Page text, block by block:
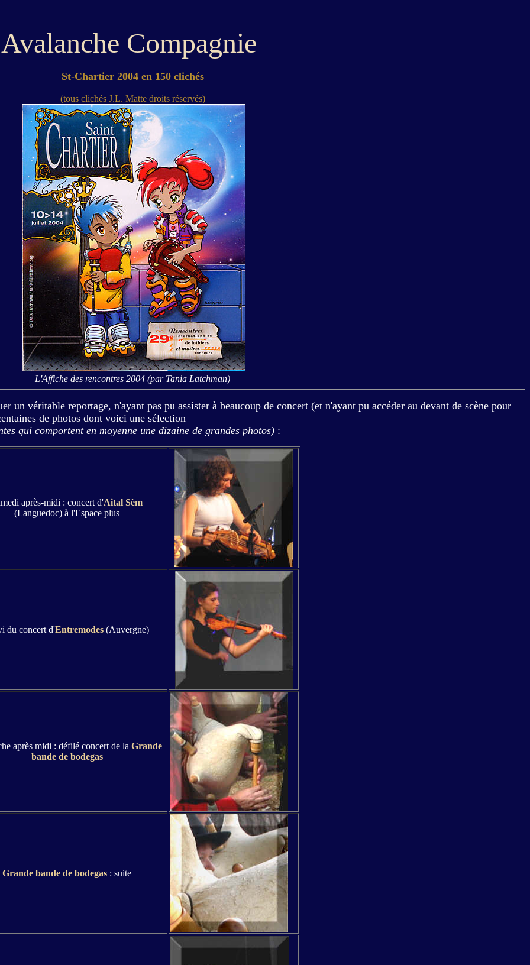
Avalanche Compagnie
St-Chartier 2004 en 150 clichés
(tous clichés J.L. Matte droits réservés)
L'Affiche des rencontres 2004 (par Tania Latchman)
un véritable reportage, n'ayant pas pu assister à beaucoup de concert (et n'ayant pu accéder au devant de scène pour
de photos dont voici une sélection
qui comportent en moyenne une dizaine de grandes photos) :
après-midi : concert d'Aital Sèm
(Languedoc) à l'Espace plus
du concert d'Entremodes(Auvergne)
après midi : défilé concert de la Grande
bande de bodegas
Grande bande de bodegas : suite